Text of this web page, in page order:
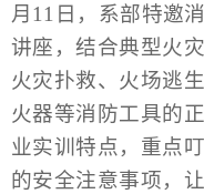
月11日，系部特邀
讲座，结合典型火
火灾扑救、火场逃
火器等消防工具的
业实训特点，重点
的安全注意事项，